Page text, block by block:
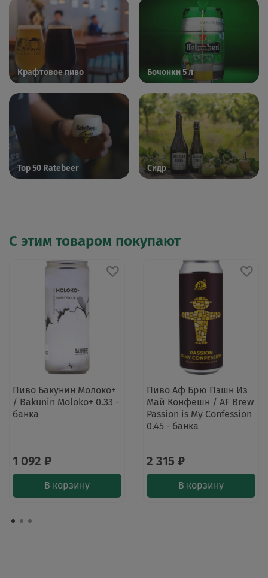
Крафтовое пиво Бочонки 5 л
Top 50 Ratebeer Сидр
С этим товаром покупают
Пиво Бакунин Молоко+
/ Bakunin Moloko+ 0.33 -
банка
1 092 ₽
В корзину
Пиво Аф Брю Пэшн Из
Май Конфешн / AF Brew
Passion is My Confession
0.45 - банка
2 315 ₽
В корзину